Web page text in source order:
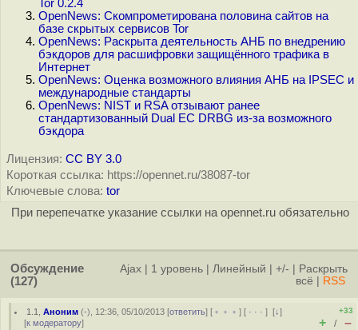
Tor 0.2.4
OpenNews: Скомпрометирована половина сайтов на
базе скрытых сервиcов Tor
OpenNews: Раскрыта деятельность АНБ по внедрению
бэкдоров для расшифровки защищённого трафика в
Интернет
OpenNews: Оценка возможного влияния АНБ на IPSEC и
международные стандарты
OpenNews: NIST и RSA отзывают ранее
стандартизованный Dual EC DRBG из-за возможного
бэкдора
Лицензия: CC BY 3.0
Короткая ссылка: https://opennet.ru/38087-tor
Ключевые слова: tor
При перепечатке указание ссылки на opennet.ru обязательно
Обсуждение
(127)
Ajax 1 уровень Линейный +/-
Раскрыть
всё
RSS
1.1 ,Аноним (-), 12:36, 05/10/2013 [ответить] [ ﹢﹢﹢] [ · · ·][↓]
[к модератору]
+33
+ / –